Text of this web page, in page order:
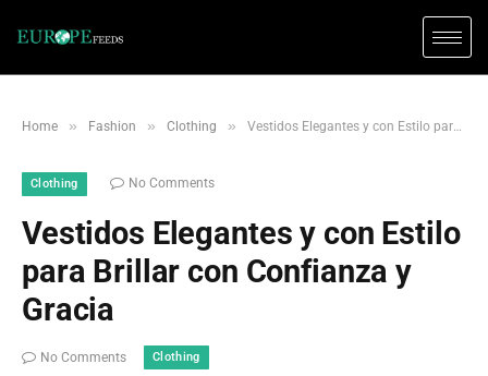
Home » Fashion » Clothing » Vestidos Elegantes y con Estilo para Brillar con Confianza y Gracia
Clothing No Comments
Vestidos Elegantes y con Estilo
para Brillar con Confianza y
Gracia
No Comments Clothing